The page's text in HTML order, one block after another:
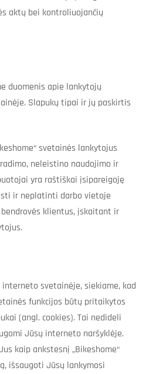
aktų bei kontroliuojančių
duomenis apie lankytojų
Slapukų tipai ir jų paskirtis
svetainės lankytojus
neleistino naudojimo ir
yra raštiškai įsipareigoję
ir neplatinti darbo vietoje
klientus, įskaitant ir
interneto svetainėje, siekiame, kad
funkcijos būtų pritaikytos
(angl. cookies). Tai nedideli
Jūsų interneto naršyklėje.
kaip ankstesnį „Bikeshome“
išsaugoti Jūsų lankymosi